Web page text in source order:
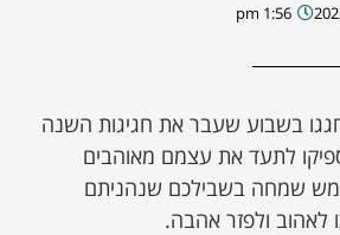
1:56 pm
חגגו בשבוע שעבר את חגיגות השנה
לתעד את עצמם מאוהבים
ממש שמחה בשבילכם שנהניתם
לאהוב ולפזר אהבה.